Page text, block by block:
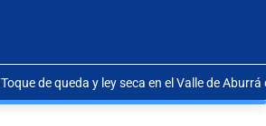
Toque de queda y ley seca en el Valle de